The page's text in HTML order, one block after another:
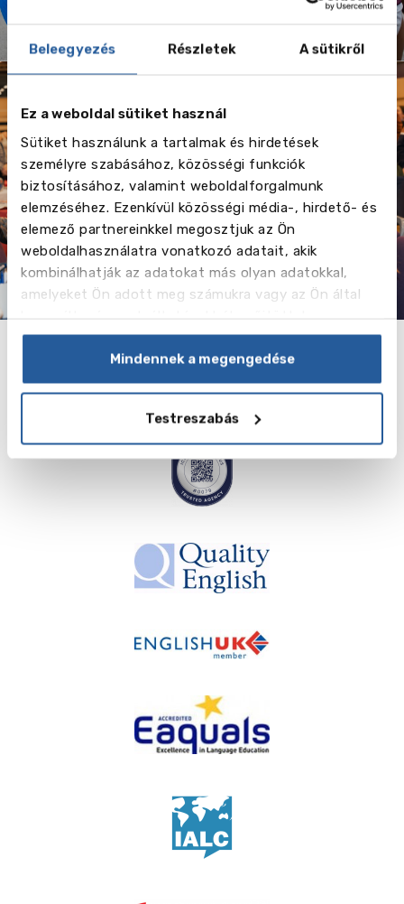
Beleegyezés Részletek A sütikről
Ez a weboldal sütiket használ
Sütiket használunk a tartalmak és hirdetések
személyre szabásához, közösségi funkciók
biztosításához, valamint weboldalforgalmunk
elemzéséhez. Ezenkívül közösségi média-, hirdető- és
elemező partnereinkkel megosztjuk az Ön
weboldalhasználatra vonatkozó adatait, akik
kombinálhatják az adatokat más olyan adatokkal,
amelyeket Ön adott meg számukra vagy az Ön által
Mindennek a megengedése
Testreszabás
Középfokú oktatás
külföldi
magániskolákban
Partnereink